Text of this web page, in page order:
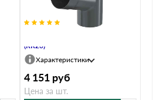
(RR23)
Характеристики
4 151 руб
Цена за шт.